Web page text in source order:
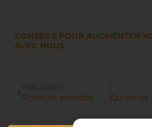
CONSEILS POUR AUGMENTER
AVEC NOUS
PRÉCÉDENT
Produits interdits